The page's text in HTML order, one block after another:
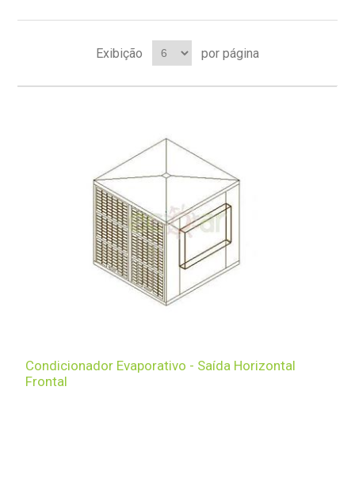
Exibição por página
Condicionador Evaporativo - Saída Horizontal
Frontal